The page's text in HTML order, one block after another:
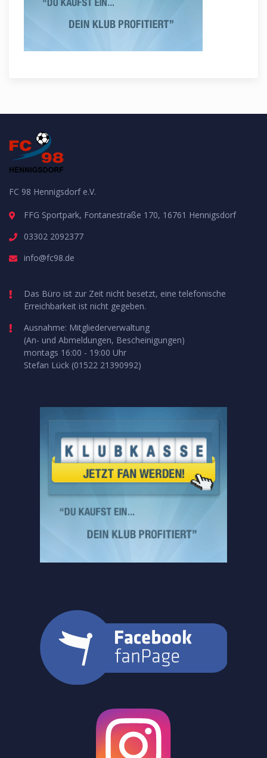
FC 98 Hennigsdorf e.V.
FFG Sportpark, Fontanestraße 170, 16761 Hennigsdorf
03302 2092377
info@fc98.de
Das Büro ist zur Zeit nicht besetzt, eine telefonische
Erreichbarkeit ist nicht gegeben.
Ausnahme: Mitgliederverwaltung
(An- und Abmeldungen, Bescheinigungen)
montags 16:00 - 19:00 Uhr
Stefan Lück (01522 21390992)